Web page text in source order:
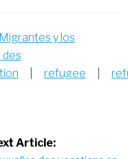
y los
des
refugee
Article: